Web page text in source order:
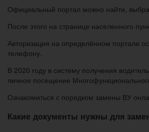
Официальный портал можно найти,
После этого на странице населенного
Авторизация на определённом портале
телефону.
В 2020 году в систему получения
личное посещение
Ознакомиться с порядком замены ВУ
Какие документы нужны для